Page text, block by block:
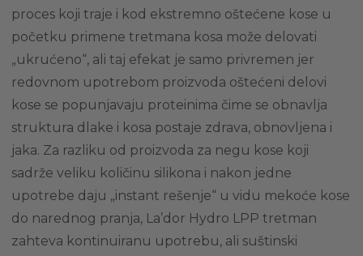
proces koji traje i kod ekstremno oštećene kose u
početku primene tretmana kosa može delovati
„ukrućeno“, ali taj efekat je samo privremen jer
redovnom upotrebom proizvoda oštećeni delovi
kose se popunjavaju proteinima čime se obnavlja
struktura dlake i kosa postaje zdrava, obnovljena i
jaka. Za razliku od proizvoda za negu kose koji
sadrže veliku količinu silikona i nakon jedne
upotrebe daju „instant rešenje“ u vidu mekoće kose
do narednog pranja, La’dor Hydro LPP tretman
zahteva kontinuiranu upotrebu, ali suštinski